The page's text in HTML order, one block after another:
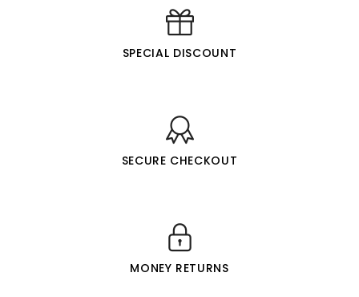
SPECIAL DISCOUNT
SECURE CHECKOUT
MONEY RETURNS